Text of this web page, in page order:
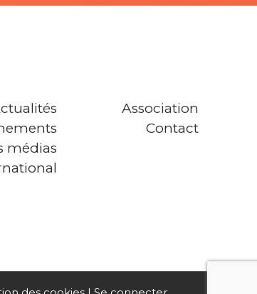
médias
Association
Contact